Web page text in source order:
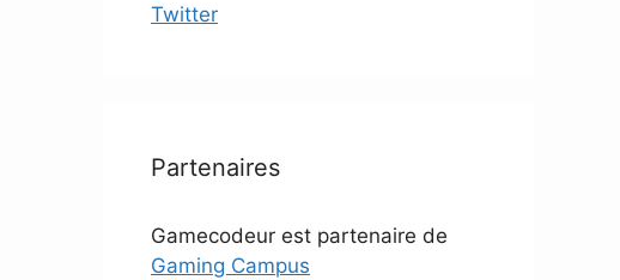
Twitter
Partenaires
Gamecodeur est partenaire de
Gaming Campus